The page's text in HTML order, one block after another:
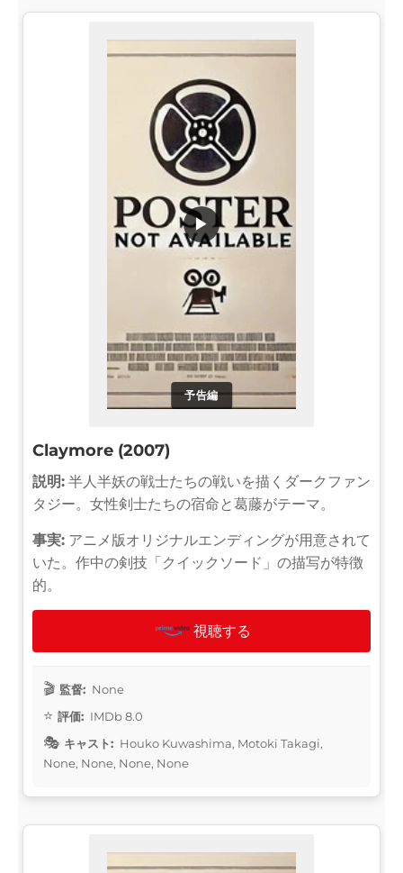
予告編
▶
Claymore (2007)
説明: 半人半妖の戦士たちの戦いを描くダークファン
タジー。女性剣士たちの宿命と葛藤がテーマ。
事実: アニメ版オリジナルエンディングが用意されて
いた。作中の剣技「クイックソード」の描写が特徴
的。
視聴する
監督: None
評価: IMDb 8.0
キャスト: Houko Kuwashima, Motoki Takagi,
None, None, None, None